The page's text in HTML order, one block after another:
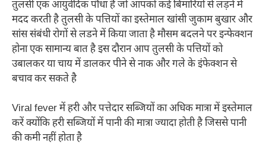
तुलसी एक आयुर्वेदिक पौधा है जो आपको कई बिमारियों से लड़ने में
मदद करती है तुलसी के पत्तियों का इस्तेमाल खांसी जुकाम बुखार और
सांस संबंधी रोगों से लडने में किया जाता है मौसम बदलने पर इन्फेक्शन
होना एक सामान्य बात है इस दौरान आप तुलसी के पत्तियों को
उबालकर या चाय में डालकर पीने से नाक और गले के इंफेक्शन से
बचाव कर सकते है
Viral fever में हरी और पत्तेदार सब्जियों का अधिक मात्रा में इस्तेमाल
करें क्योंकि हरी सब्जियों में पानी की मात्रा ज्यादा होती है जिससे पानी
की कमी नहीं होता है